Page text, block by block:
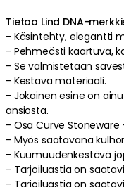
Tietoa Lind DNA-
- Käsintehty, elegantti
- Pehmeästi kaartuva,
- Se valmistetaan
- Kestävä materiaali.
- Jokainen esine on
ansiosta.
- Osa Curve Stoneware
- Myös saatavana
- Kuumuudenkestävä
- Tarjoiluastia on
- Tarjoiluastia on